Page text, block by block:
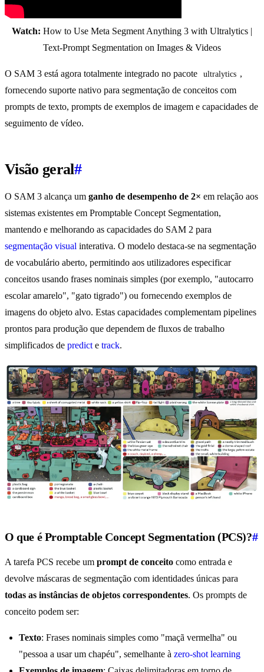
Watch: How to Use Meta Segment Anything 3 with Ultralytics |
Text-Prompt Segmentation on Images & Videos
O SAM 3 está agora totalmente integrado no pacote ultralytics ,
fornecendo suporte nativo para segmentação de conceitos com
prompts de texto, prompts de exemplos de imagem e capacidades de
seguimento de vídeo.
Visão geral#
O SAM 3 alcança um ganho de desempenho de 2× em relação aos
sistemas existentes em Promptable Concept Segmentation,
mantendo e melhorando as capacidades do SAM 2 para
segmentação visual interativa. O modelo destaca-se na segmentação
de vocabulário aberto, permitindo aos utilizadores especificar
conceitos usando frases nominais simples (por exemplo, "autocarro
escolar amarelo", "gato tigrado") ou fornecendo exemplos de
imagens do objeto alvo. Estas capacidades complementam pipelines
prontos para produção que dependem de fluxos de trabalho
simplificados de predict e track.
O que é Promptable Concept Segmentation (PCS)?#
A tarefa PCS recebe um prompt de conceito como entrada e
devolve máscaras de segmentação com identidades únicas para
todas as instâncias de objetos correspondentes. Os prompts de
conceito podem ser:
Texto: Frases nominais simples como "maçã vermelha" ou
"pessoa a usar um chapéu", semelhante à zero-shot learning